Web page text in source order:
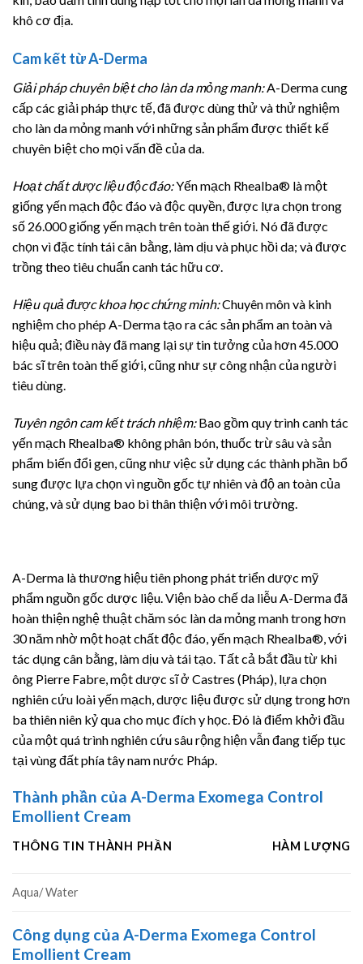
khô cơ địa.
Cam kết từ A-Derma
Giải pháp chuyên biệt cho làn da mỏng manh:A-Derma cung
cấp các giải pháp thực tế, đã được dùng thử và thử nghiệm
cho làn da mỏng manh với những sản phẩm được thiết kế
chuyên biệt cho mọi vấn đề của da.
Hoạt chất dược liệu độc đáo:Yến mạch Rhealba® là một
giống yến mạch độc đáo và độc quyền, được lựa chọn trong
số 26.000 giống yến mạch trên toàn thế giới. Nó đã được
chọn vì đặc tính tái cân bằng, làm dịu và phục hồi da; và được
trồng theo tiêu chuẩn canh tác hữu cơ.
Hiệu quả được khoa học chứng minh:Chuyên môn và kinh
nghiệm cho phép A-Derma tạo ra các sản phẩm an toàn và
hiệu quả; điều này đã mang lại sự tin tưởng của hơn 45.000
bác sĩ trên toàn thế giới, cũng như sự công nhận của người
tiêu dùng.
Tuyên ngôn cam kết trách nhiệm:Bao gồm quy trình canh tác
yến mạch Rhealba® không phân bón, thuốc trừ sâu và sản
phẩm biến đổi gen, cũng như việc sử dụng các thành phần bổ
sung được lựa chọn vì nguồn gốc tự nhiên và độ an toàn của
chúng, và sử dụng bao bì thân thiện với môi trường.
A-Derma là thương hiệu tiên phong phát triển dược mỹ
phẩm nguồn gốc dược liệu. Viện bào chế da liễu A-Derma đã
hoàn thiện nghệ thuật chăm sóc làn da mỏng manh trong hơn
30 năm nhờ một hoạt chất độc đáo, yến mạch Rhealba®, với
tác dụng cân bằng, làm dịu và tái tạo. Tất cả bắt đầu từ khi
ông Pierre Fabre, một dược sĩ ở Castres (Pháp), lựa chọn
nghiên cứu loài yến mạch, dược liệu được sử dụng trong hơn
ba thiên niên kỷ qua cho mục đích y học. Đó là điểm khởi đầu
của một quá trình nghiên cứu sâu rộng hiện vẫn đang tiếp tục
tại vùng đất phía tây nam nước Pháp.
Thành phần của A-Derma Exomega Control
Emollient Cream
THÔNG TIN THÀNH PHẦN HÀM LƯỢNG
Aqua/ Water
Công dụng của A-Derma Exomega Control
Emollient Cream